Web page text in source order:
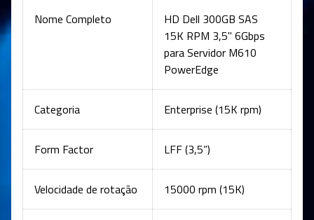
Nome Completo
HD Dell 300GB SAS
15K RPM 3,5" 6Gbps
para Servidor M610
PowerEdge
Categoria Enterprise (15K rpm)
Form Factor LFF (3,5”)
Velocidade de rotação 15000 rpm (15K)